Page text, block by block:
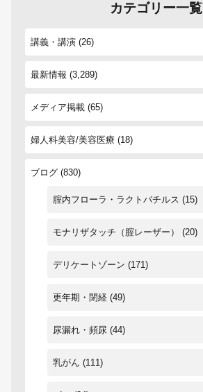
カテゴリー一覧
講義・講演 (26)
最新情報 (3,289)
メディア掲載 (65)
婦人科美容/美容医療 (18)
ブログ (830)
腟内フローラ・ラクトバチルス (15)
モナリザタッチ（腟レーザー） (20)
デリケートゾーン (171)
更年期・閉経 (49)
尿漏れ・頻尿 (44)
乳がん (111)